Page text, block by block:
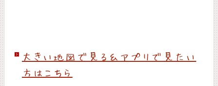
大きい地図で見る＆アプリで見たい
方はこちら